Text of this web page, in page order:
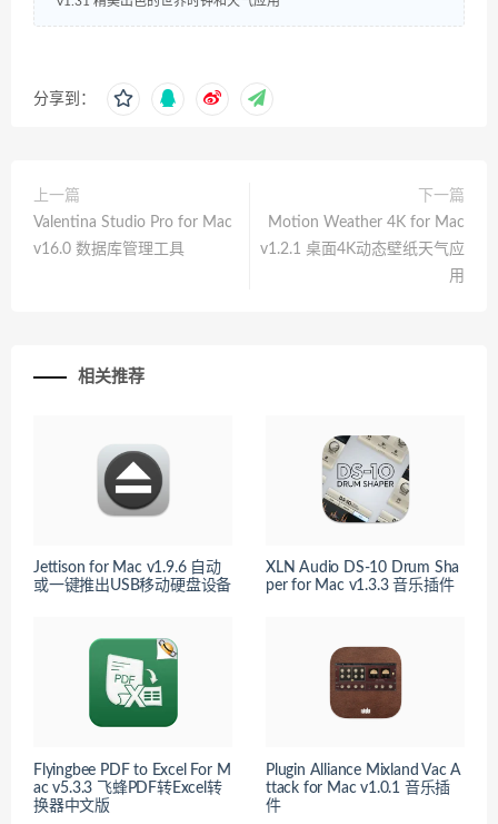
分享到：
上一篇
Valentina Studio Pro for Mac
v16.0 数据库管理工具
下一篇
Motion Weather 4K for Mac
v1.2.1 桌面4K动态壁纸天气应
用
相关推荐
Jettison for Mac v1.9.6 自动
或一键推出USB移动硬盘设备
XLN Audio DS-10 Drum Sha
per for Mac v1.3.3 音乐插件
Flyingbee PDF to Excel For M
ac v5.3.3 飞蜂PDF转Excel转
换器中文版
Plugin Alliance Mixland Vac A
ttack for Mac v1.0.1 音乐插
件